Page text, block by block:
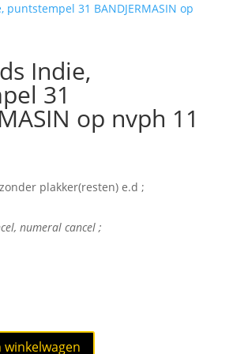
Indie,
31
op nvph 11
plakker(resten) e.d ;
numeral cancel ;
winkelwagen